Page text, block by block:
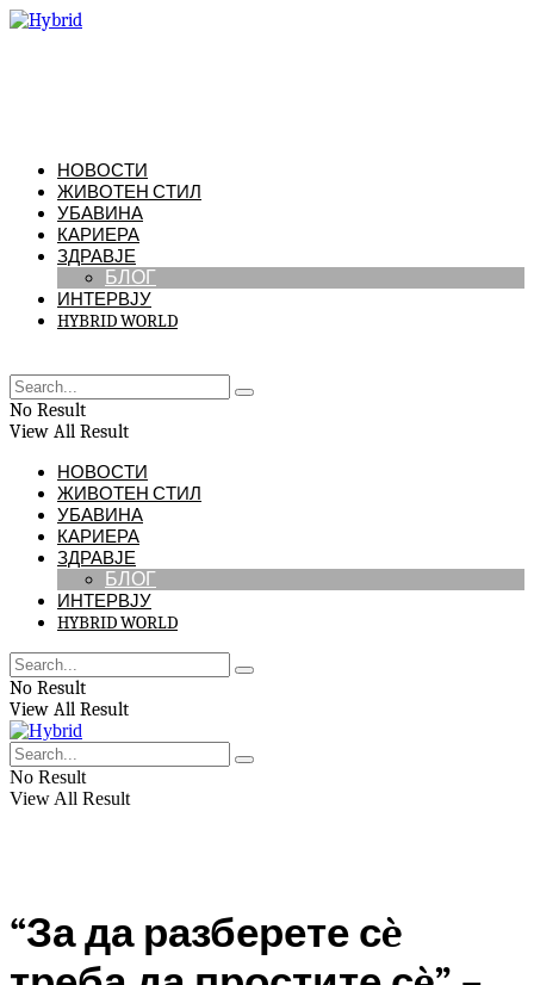
НОВОСТИ
ЖИВОТЕН СТИЛ
УБАВИНА
КАРИЕРА
ЗДРАВЈЕ
БЛОГ
ИНТЕРВЈУ
HYBRID WORLD
No Result
View All Result
НОВОСТИ
ЖИВОТЕН СТИЛ
УБАВИНА
КАРИЕРА
ЗДРАВЈЕ
БЛОГ
ИНТЕРВЈУ
HYBRID WORLD
No Result
View All Result
No Result
View All Result
“За да разберете сè